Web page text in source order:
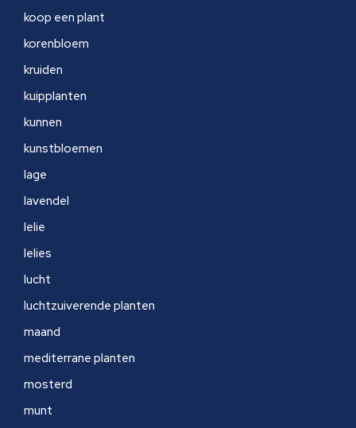
koop een plant
korenbloem
kruiden
kuipplanten
kunnen
kunstbloemen
lage
lavendel
lelie
lelies
lucht
luchtzuiverende planten
maand
mediterrane planten
mosterd
munt